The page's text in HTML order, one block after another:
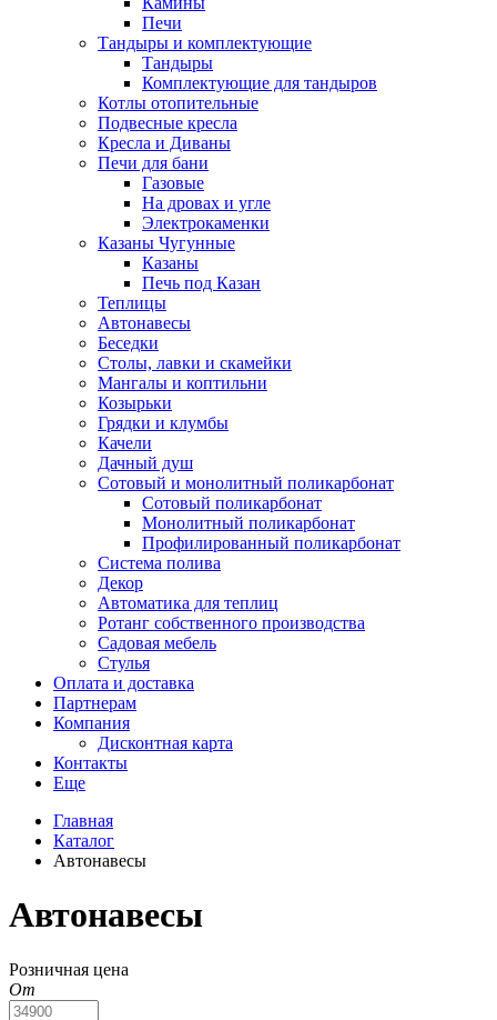
Печи
Тандыры и комплектующие
Тандыры
Комплектующие для тандыров
Котлы отопительные
Подвесные кресла
Кресла и Диваны
Печи для бани
Газовые
На дровах и угле
Электрокаменки
Казаны Чугунные
Казаны
Печь под Казан
Теплицы
Автонавесы
Беседки
Столы, лавки и скамейки
Мангалы и коптильни
Козырьки
Грядки и клумбы
Качели
Дачный душ
Сотовый и монолитный поликарбонат
Сотовый поликарбонат
Монолитный поликарбонат
Профилированный поликарбонат
Система полива
Декор
Автоматика для теплиц
Ротанг собственного производства
Садовая мебель
Стулья
Оплата и доставка
Партнерам
Компания
Дисконтная карта
Контакты
Еще
Главная
Каталог
Автонавесы
Автонавесы
Розничная цена
От